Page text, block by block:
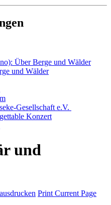
Über Berge und Wälder
und Wälder
Gesellschaft e.V.
Konzert
und
Print Current Page